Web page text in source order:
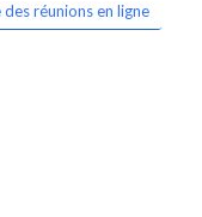
réunions en ligne